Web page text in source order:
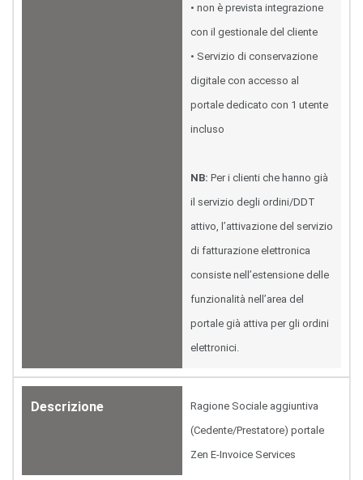
• non è prevista integrazione
con il gestionale del cliente
• Servizio di conservazione
digitale con accesso al
portale dedicato con 1 utente
incluso
NB: Per i clienti che hanno già
il servizio degli ordini/DDT
attivo, l’attivazione del servizio
di fatturazione elettronica
consiste nell’estensione delle
funzionalità nell’area del
portale già attiva per gli ordini
elettronici.
Descrizione
Ragione Sociale aggiuntiva
(Cedente/Prestatore) portale
Zen E-Invoice Services